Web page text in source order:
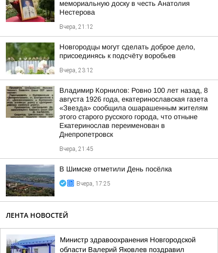
мемориальную доску в честь Анатолия
Нестерова
Вчера, 21:12
Новгородцы могут сделать доброе дело,
присоединясь к подсчёту воробьев
Вчера, 23:12
Владимир Корнилов: Ровно 100 лет назад, 8
августа 1926 года, екатеринославская газета
«Звезда» сообщила ошарашенным жителям
этого старого русского города, что отныне
Екатеринослав переименован в
Днепропетровск
Вчера, 21:45
В Шимске отметили День посёлка
Вчера, 17:25
ЛЕНТА НОВОСТЕЙ
Министр здравоохранения Новгородской
области Валерий Яковлев поздравил